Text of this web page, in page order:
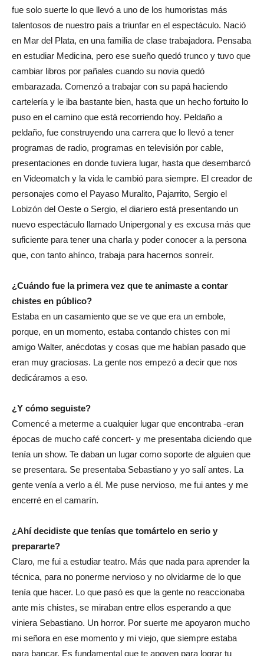
fue solo suerte lo que llevó a uno de los humoristas más
talentosos de nuestro país a triunfar en el espectáculo. Nació
en Mar del Plata, en una familia de clase trabajadora. Pensaba
en estudiar Medicina, pero ese sueño quedó trunco y tuvo que
cambiar libros por pañales cuando su novia quedó
embarazada. Comenzó a trabajar con su papá haciendo
cartelería y le iba bastante bien, hasta que un hecho fortuito lo
puso en el camino que está recorriendo hoy. Peldaño a
peldaño, fue construyendo una carrera que lo llevó a tener
programas de radio, programas en televisión por cable,
presentaciones en donde tuviera lugar, hasta que desembarcó
en Videomatch y la vida le cambió para siempre. El creador de
personajes como el Payaso Muralito, Pajarrito, Sergio el
Lobizón del Oeste o Sergio, el diariero está presentando un
nuevo espectáculo llamado Unipergonal y es excusa más que
suficiente para tener una charla y poder conocer a la persona
que, con tanto ahínco, trabaja para hacernos sonreír.
¿Cuándo fue la primera vez que te animaste a contar
chistes en público?
Estaba en un casamiento que se ve que era un embole,
porque, en un momento, estaba contando chistes con mi
amigo Walter, anécdotas y cosas que me habían pasado que
eran muy graciosas. La gente nos empezó a decir que nos
dedicáramos a eso.
¿Y cómo seguiste?
Comencé a meterme a cualquier lugar que encontraba -eran
épocas de mucho café concert- y me presentaba diciendo que
tenía un show. Te daban un lugar como soporte de alguien que
se presentara. Se presentaba Sebastiano y yo salí antes. La
gente venía a verlo a él. Me puse nervioso, me fui antes y me
encerré en el camarín.
¿Ahí decidiste que tenías que tomártelo en serio y
prepararte?
Claro, me fui a estudiar teatro. Más que nada para aprender la
técnica, para no ponerme nervioso y no olvidarme de lo que
tenía que hacer. Lo que pasó es que la gente no reaccionaba
ante mis chistes, se miraban entre ellos esperando a que
viniera Sebastiano. Un horror. Por suerte me apoyaron mucho
mi señora en ese momento y mi viejo, que siempre estaba
para bancar. Es fundamental que te apoyen para lograr tu